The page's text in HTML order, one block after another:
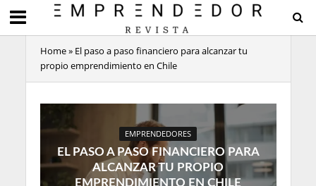
Home» El paso a paso financiero para alcanzar tu
propio emprendimiento en Chile
EMPRENDEDORES
EL PASO A PASO FINANCIERO PARA
ALCANZAR TU PROPIO
EMPRENDIMIENTO EN CHILE